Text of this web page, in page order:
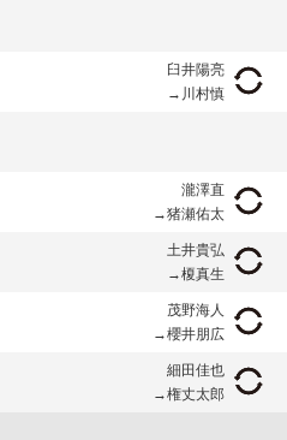
臼井陽亮
川村慎
瀧澤直
猪瀬佑太
土井貴弘
榎真生
茂野海人
櫻井朋広
細田佳也
権丈太郎